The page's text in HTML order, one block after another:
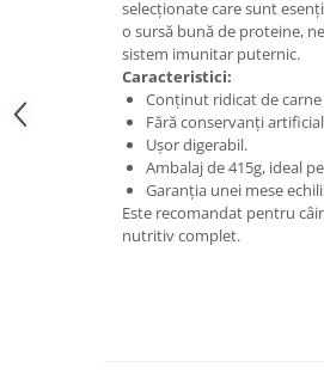
selecționate care sunt
o sursă bună de proteine,
sistem imunitar puternic.
Caracteristici:
Conținut ridicat de
Fără conservanți
Ușor digerabil.
Ambalaj de 415g, ideal
Garanția unei mese
Este recomandat pentru
nutritiv complet.